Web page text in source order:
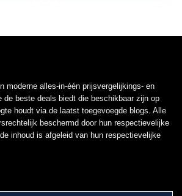
moderne alles-in-één prijsvergelijkings- en
de beste deals biedt die beschikbaar zijn op
houdt via de laatst toegevoegde blogs. Alle
beschermd door hun respectievelijke
inhoud is afgeleid van hun respectievelijke